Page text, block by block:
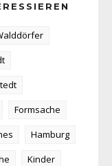
Formsache
Hamburg
Kinder